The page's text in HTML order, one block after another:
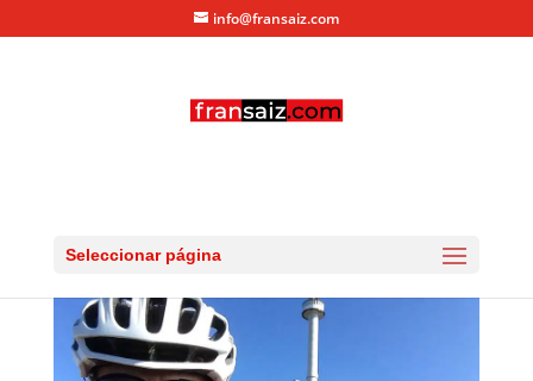
info@fransaiz.com
Seleccionar página